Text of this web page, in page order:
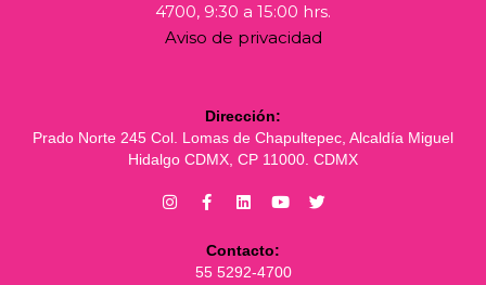
4700, 9:30 a 15:00 hrs.
Aviso de privacidad
Dirección:
Prado Norte 245 Col. Lomas de Chapultepec, Alcaldía Miguel
Hidalgo CDMX, CP 11000. CDMX
Contacto:
55 5292-4700